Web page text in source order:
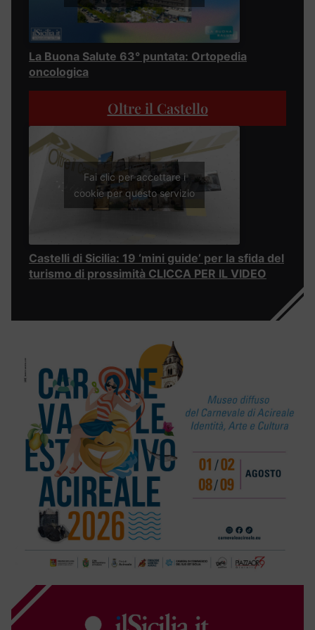
La Buona Salute 63° puntata: Ortopedia
oncologica
Oltre il Castello
Fai clic per accettare i
cookie per questo servizio
Castelli di Sicilia: 19 ‘mini guide’ per la sfida del
turismo di prossimità CLICCA PER IL VIDEO